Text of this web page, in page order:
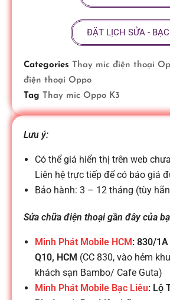
đ
i
ệ
n
t
h
o
ĐẶT LỊCH SỬA -
Categories Thay mic điện thoại
điện thoại Oppo
Tag Thay mic Oppo K3
Lưu ý:
Có thể giá hiển thị trên web
Liên hệ trực tiếp để có báo giá
Bảo hành: 3 – 12 tháng (tùy
Sửa chữa điện thoại gần đây của
Minh Phát Mobile HCM: 830/1A
Q10, HCM (CC 830, vào hẻm
khách sạn Bambo/ Cafe Guta)
Minh Phát Mobile Bạc Liêu: Lộ